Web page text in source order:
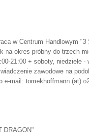
w Centrum Handlowym
na okres próbny do trzech
21:00 + soboty, niedziele -
zawodowe na
e-mail: tomekhoffmann (at)
DRAGON"